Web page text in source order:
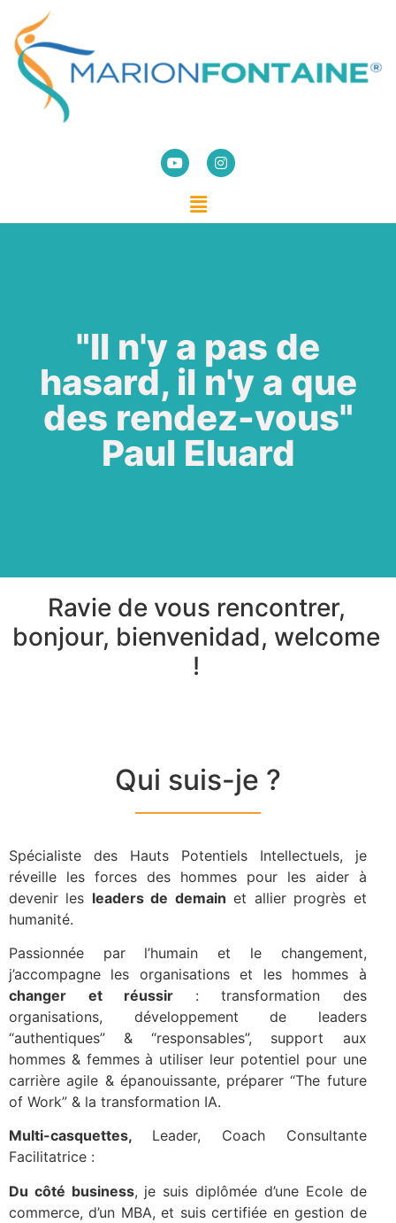
"Il n'y a pas de
hasard, il n'y a que
des rendez-vous"
Paul Eluard
Ravie de vous rencontrer,
bonjour, bienvenidad, welcome
!
Qui suis-je ?
Spécialiste des Hauts Potentiels Intellectuels, je
réveille les forces des hommes pour les aider à
devenir les leaders de demain et allier progrès et
humanité.
Passionnée par l’humain et le changement,
j’accompagne les organisations et les hommes à
changer et réussir : transformation des
organisations, développement de leaders
“authentiques” & “responsables”, support aux
hommes & femmes à utiliser leur potentiel pour une
carrière agile & épanouissante, préparer “The future
of Work” & la transformation IA.
Multi-casquettes, Leader, Coach Consultante
Facilitatrice :
Du côté business, je suis diplômée d’une Ecole de
commerce, d’un MBA, et suis certifiée en gestion de